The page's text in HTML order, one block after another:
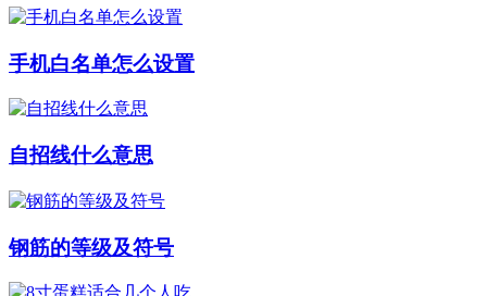
手机白名单怎么设置
自招线什么意思
钢筋的等级及符号